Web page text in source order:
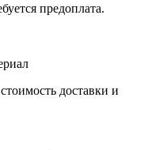
предоплата.
доставки и